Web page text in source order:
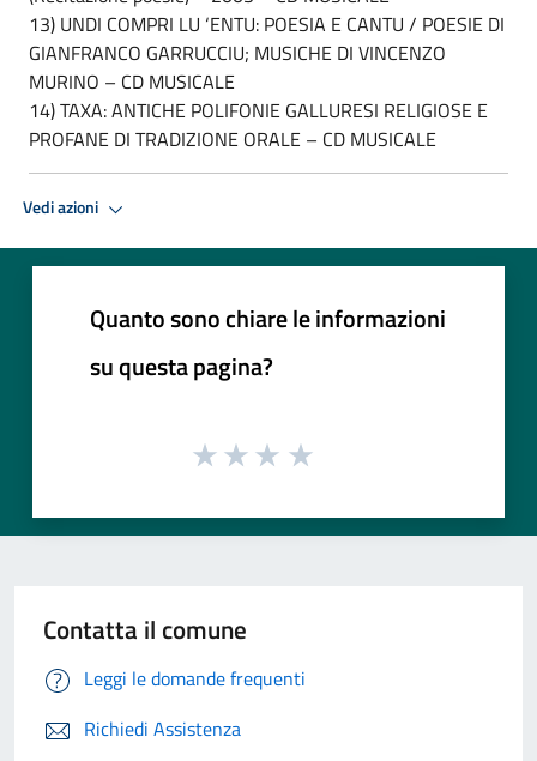
13) UNDI COMPRI LU ‘ENTU: POESIA E CANTU / POESIE DI
GIANFRANCO GARRUCCIU; MUSICHE DI VINCENZO
MURINO – CD MUSICALE
14) TAXA: ANTICHE POLIFONIE GALLURESI RELIGIOSE E
PROFANE DI TRADIZIONE ORALE – CD MUSICALE
Vedi azioni
Quanto sono chiare le informazioni
su questa pagina?
Contatta il comune
Leggi le domande frequenti
Richiedi Assistenza